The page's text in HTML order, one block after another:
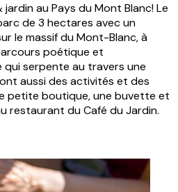
au Pays du Mont Blanc! Le
de 3 hectares avec un
le massif du Mont-Blanc, à
poétique et
serpente au travers une
aussi des activités et des
petite boutique, une buvette et
restaurant du Café du Jardin.